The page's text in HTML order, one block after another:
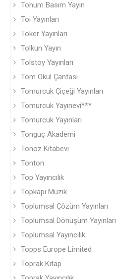
Tohum Basım Yayın
Toi Yayınları
Toker Yayınları
Tolkun Yayın
Tolstoy Yayınları
Tom Okul Çantası
Tomurcuk Çiçeği Yayınları
Tomurcuk Yayınevi***
Tomurcuk Yayınları
Tonguç Akademi
Tonoz Kitabevi
Tonton
Top Yayıncılık
Topkapı Müzik
Toplumsal Çözüm Yayınları
Toplumsal Dönüşüm Yayınları
Toplumsal Yayıncılık
Topps Europe Limited
Toprak Kitap